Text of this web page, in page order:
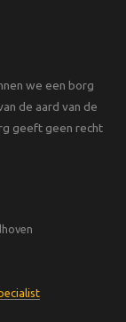
we een borg
de aard van de
geeft geen recht